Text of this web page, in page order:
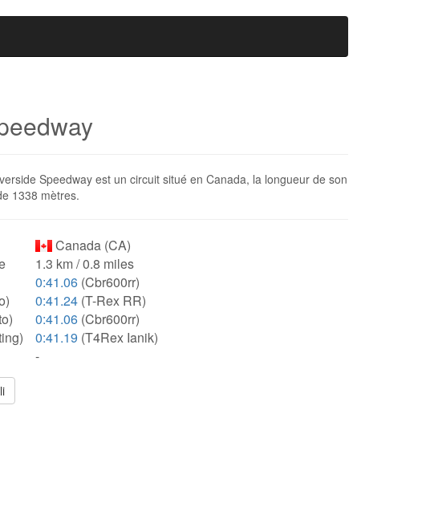
Speedway est un circuit situé en Canada, la longueur de son
1338 mètres.
Canada (CA)
1.3 km / 0.8 miles
0:41.06 (Cbr600rr)
0:41.24 (T-Rex RR)
0:41.06 (Cbr600rr)
0:41.19 (T4Rex Ianik)
-